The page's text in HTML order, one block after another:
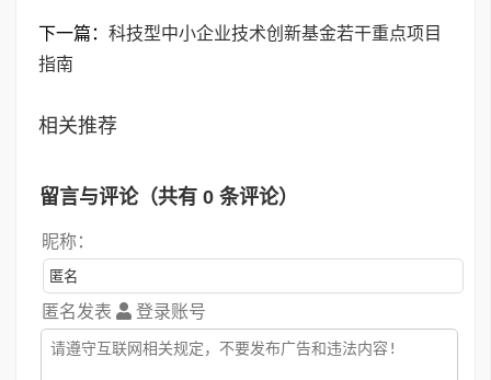
下一篇： 科技型中小企业技术创新基金若干重点项目
指南
相关推荐
留言与评论（共有 0 条评论）
昵称：
匿名发表 登录账号